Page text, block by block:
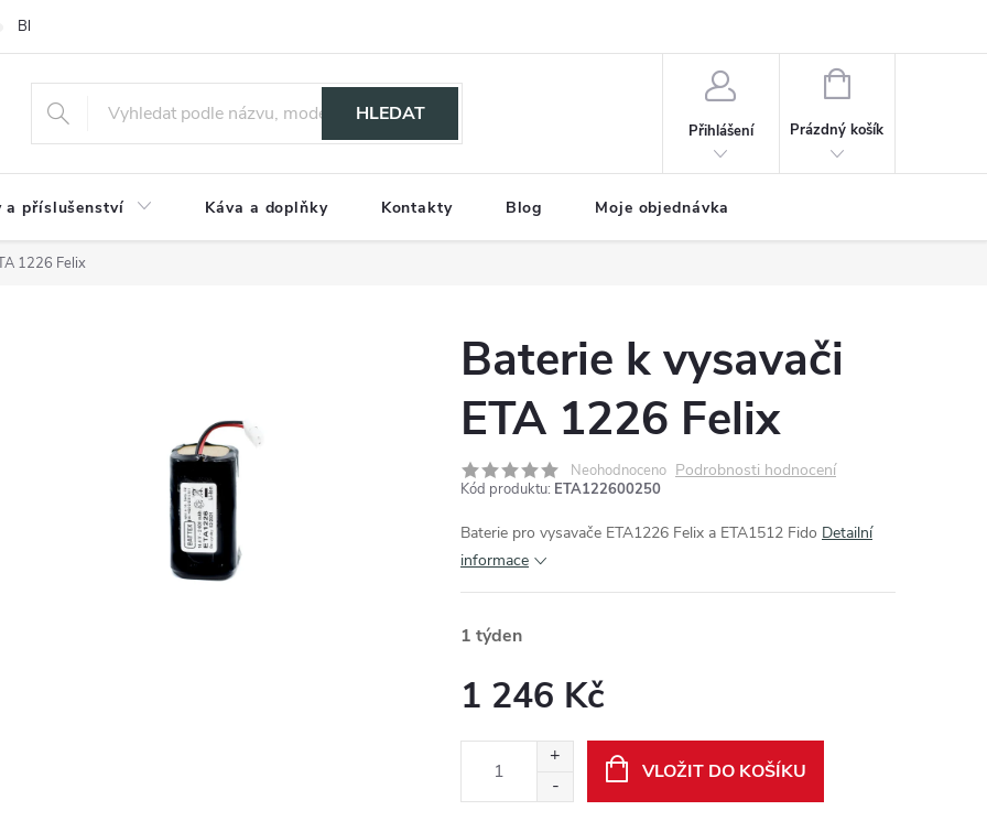
Blog
HLEDAT
Přihlášení
NÁKUPNÍ
Prázdný košík
a příslušenství Káva a doplňky Kontakty Blog Moje objednávka
1226 Felix
Baterie k vysavači
ETA 1226 Felix
Neohodnoceno Podrobnosti hodnocení
Kód produktu: ETA122600250
Baterie pro vysavače ETA1226 Felix a ETA1512 Fido Detailní
informace
1 týden
1 246 Kč
VLOŽIT DO KOŠÍKU